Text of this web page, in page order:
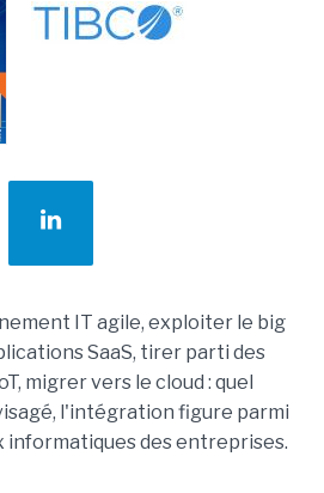
IT agile, exploiter le big
SaaS, tirer parti des
migrer vers le cloud : quel
l'intégration figure parmi
informatiques des entreprises.